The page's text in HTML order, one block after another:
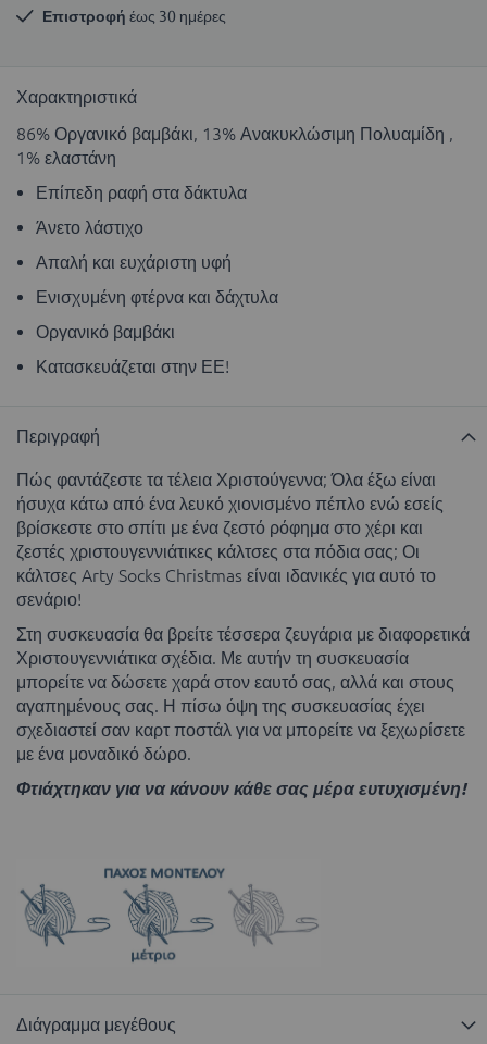
Επιστροφή έως 30 ημέρες
Χαρακτηριστικά
86% Οργανικό βαμβάκι, 13% Ανακυκλώσιμη Πολυαμίδη ,
1% ελαστάνη
Επίπεδη ραφή στα δάκτυλα
Άνετο λάστιχο
Απαλή και ευχάριστη υφή
Ενισχυμένη φτέρνα και δάχτυλα
Οργανικό βαμβάκι
Κατασκευάζεται στην ΕΕ!
Περιγραφή
Πώς φαντάζεστε τα τέλεια Χριστούγεννα; Όλα έξω είναι
ήσυχα κάτω από ένα λευκό χιονισμένο πέπλο ενώ εσείς
βρίσκεστε στο σπίτι με ένα ζεστό ρόφημα στο χέρι και
ζεστές χριστουγεννιάτικες κάλτσες στα πόδια σας; Οι
κάλτσες Arty Socks Christmas είναι ιδανικές για αυτό το
σενάριο!
Στη συσκευασία θα βρείτε τέσσερα ζευγάρια με διαφορετικά
Χριστουγεννιάτικα σχέδια. Με αυτήν τη συσκευασία
μπορείτε να δώσετε χαρά στον εαυτό σας, αλλά και στους
αγαπημένους σας. Η πίσω όψη της συσκευασίας έχει
σχεδιαστεί σαν καρτ ποστάλ για να μπορείτε να ξεχωρίσετε
με ένα μοναδικό δώρο.
Φτιάχτηκαν για να κάνουν κάθε σας μέρα ευτυχισμένη!
Διάγραμμα μεγέθους